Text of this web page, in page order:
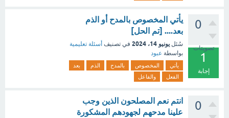
0
تصويتات
1
إجابة
يأتي المخصوص بالمدح أو الذم
بعد.... [تم الحل]
سُئل يونيو 14، 2024 في تصنيف أسئلة تعليمية
بواسطة عبود
يأتي المخصوص بالمدح الذم
بعد
الفعل
والفاعل
0
انتم نعم المصلحون الذين وجب
علينا مدحهم لجهودهم المشكورة